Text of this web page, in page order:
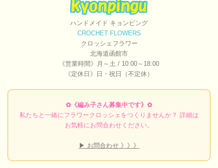
ハンドメイド キョンピング
CROCHET FLOWERS
クロッシェフラワー
北海道函館市
《営業時間》月～土 / 10:00～18:00
《定休日》日・祝日（不定休）
✿《編み子さん募集中です》✿
私たちと一緒にフラワークロッシェをつくりませんか？ 詳細は
お気軽にお問合わせください。
▶ お問合わせ 》》》